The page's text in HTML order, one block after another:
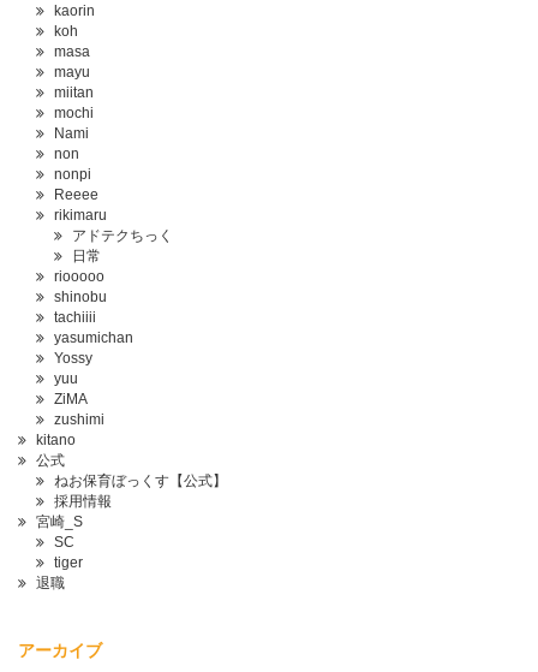
kaorin
koh
masa
mayu
miitan
mochi
Nami
non
nonpi
Reeee
rikimaru
アドテクちっく
日常
riooooo
shinobu
tachiiii
yasumichan
Yossy
yuu
ZiMA
zushimi
kitano
公式
ねお保育ぼっくす【公式】
採用情報
宮崎_S
SC
tiger
退職
アーカイブ